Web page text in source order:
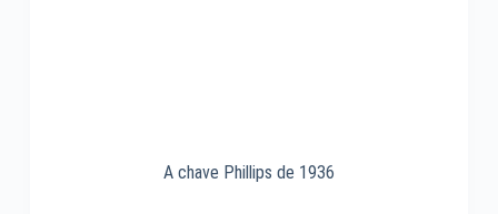
A chave Phillips de 1936